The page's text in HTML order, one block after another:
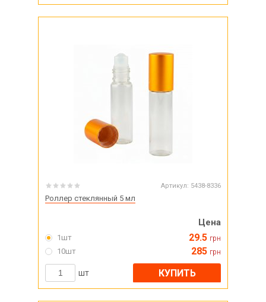
Артикул: 5438-8336
Роллер стеклянный 5 мл
Цена
1шт 29.5 грн
10шт 285 грн
шт КУПИТЬ